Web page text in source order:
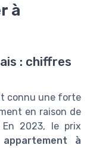
à
: chiffres
connu une forte
en raison de
2023, le prix
appartement à